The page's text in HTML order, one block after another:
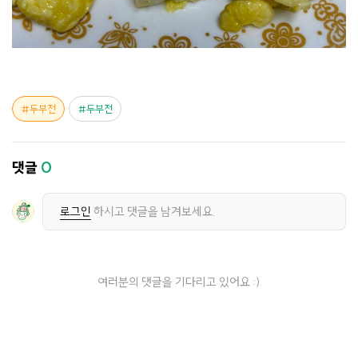
두부전 두부전
댓글 0
로그인 하시고 댓글을 남겨보세요.
여러분의 댓글을 기다리고 있어요 :)